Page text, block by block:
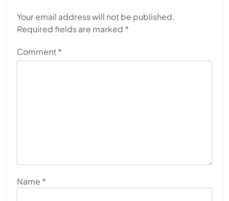
Your email address will not be published.
Required fields are marked *
Comment*
Name *